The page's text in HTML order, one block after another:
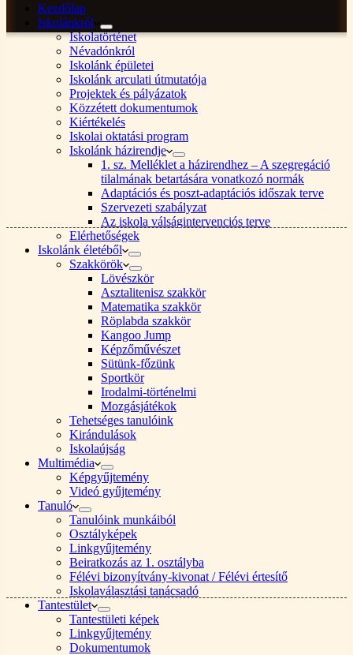
Kezdőlap
Iskolánkról
Iskolatörténet
Névadónkról
Iskolánk épületei
Iskolánk arculati útmutatója
Projektek és pályázatok
Közzétett dokumentumok
Kiértékelés
Iskolai oktatási program
Iskolánk házirendje
1. sz. Melléklet a házirendhez – A szegregáció
tilalmának betartására vonatkozó normák
Adaptációs és poszt-adaptációs időszak terve
Szervezeti szabályzat
Az iskola válságintervenciós terve
Elérhetőségek
Iskolánk életéből
Szakkörök
Lövészkör
Asztalitenisz szakkör
Matematika szakkör
Röplabda szakkör
Kangoo Jump
Képzőművészet
Sütünk-főzünk
Sportkör
Irodalmi-történelmi
Mozgásjátékok
Tehetséges tanulóink
Kirándulások
Iskolaújság
Multimédia
Képgyűjtemény
Videó gyűjtemény
Tanuló
Tanulóink munkáiból
Osztályképek
Linkgyűjtemény
Beiratkozás az 1. osztályba
Félévi bizonyítvány-kivonat / Félévi értesítő
Iskolaválasztási tanácsadó
Tantestület
Tantestületi képek
Linkgyűjtemény
Dokumentumok